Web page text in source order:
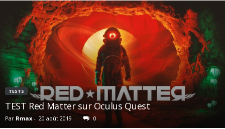
TESTS
TEST Red Matter sur Oculus Quest
Par Rmax - 20 août 2019 0